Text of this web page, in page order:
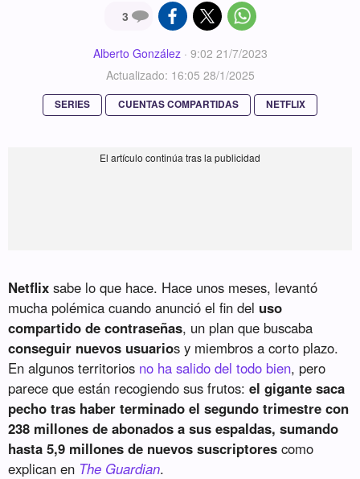
3
Alberto González· 9:02 21/7/2023
Actualizado: 16:05 28/1/2025
SERIES CUENTAS COMPARTIDAS NETFLIX
Netflix sabe lo que hace. Hace unos meses, levantó
mucha polémica cuando anunció el fin del uso
compartido de contraseñas, un plan que buscaba
conseguir nuevos usuarios y miembros a corto plazo.
En algunos territorios no ha salido del todo bien, pero
parece que están recogiendo sus frutos:el gigante saca
pecho tras haber terminado el segundo trimestre con
238 millones de abonados a sus espaldas, sumando
hasta 5,9 millones de nuevos suscriptores como
explican en The Guardian.